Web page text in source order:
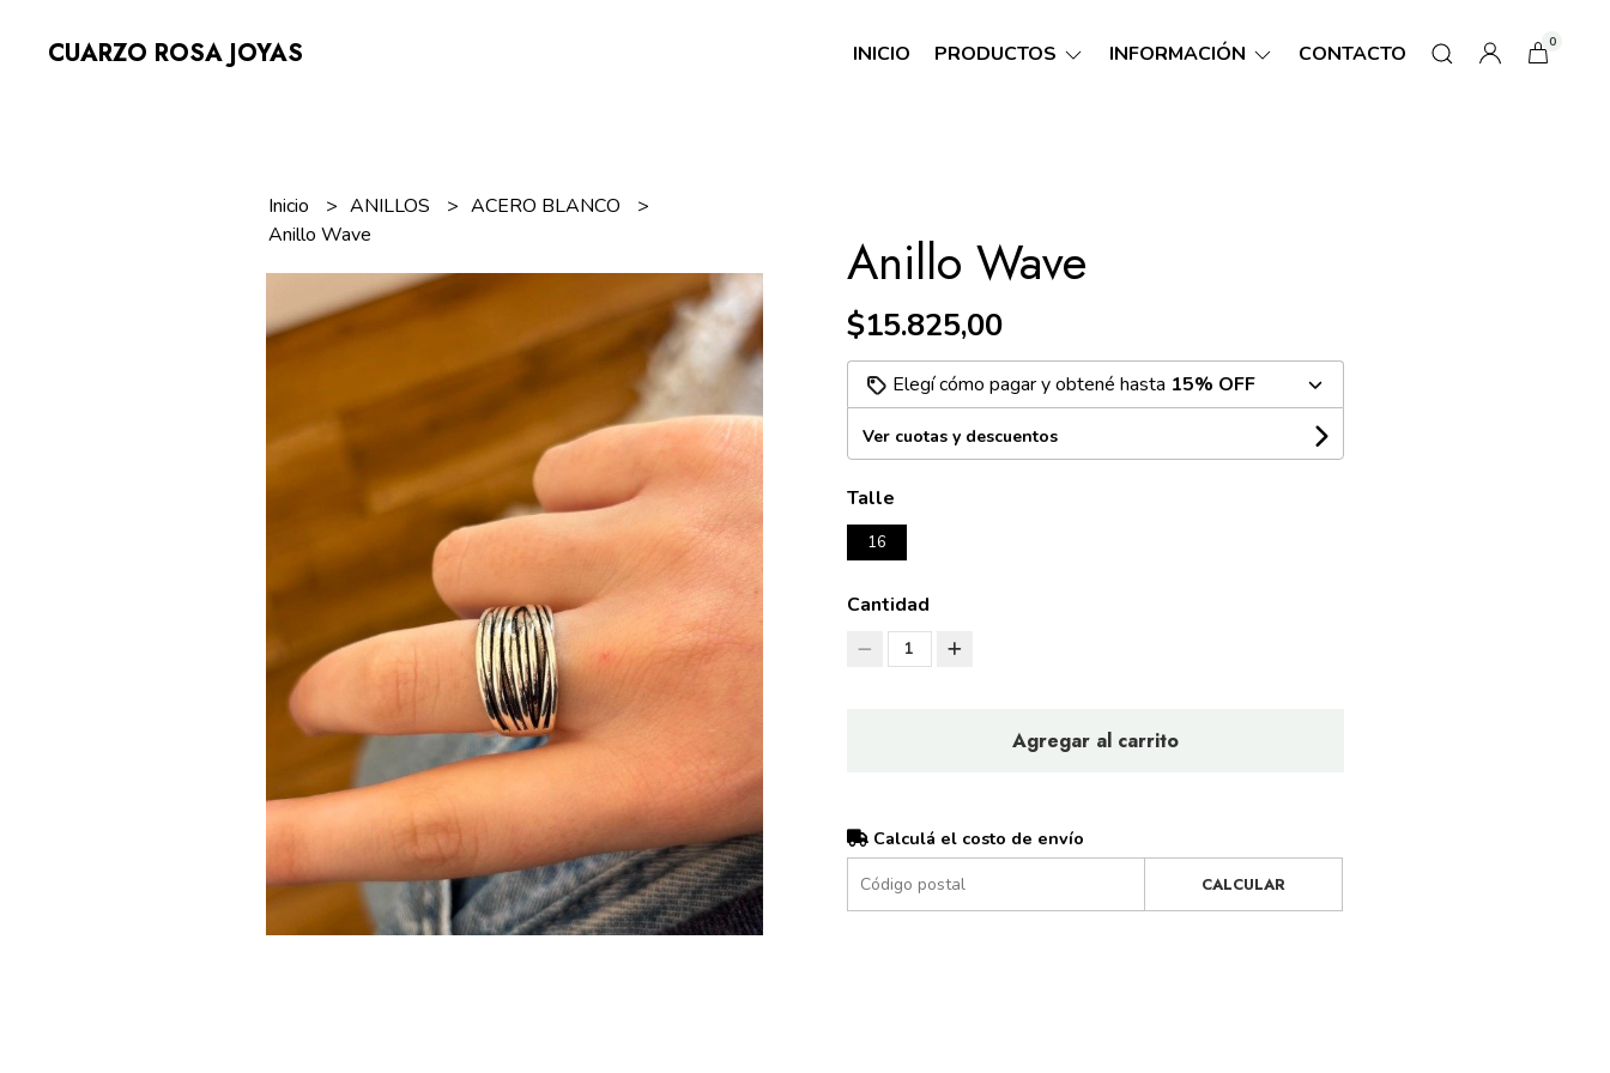
CUARZO ROSA JOYAS INICIO PRODUCTOS INFORMACIÓN CONTACTO 0
Inicio ANILLOS
ACERO BLANCO
Anillo Wave
Anillo Wave
$15.825,00
Elegí cómo pagar y obtené hasta 15% OFF
Ver cuotas y descuentos
Talle
16
Cantidad
1
Agregar al carrito
Calculá el costo de envío
CALCULAR